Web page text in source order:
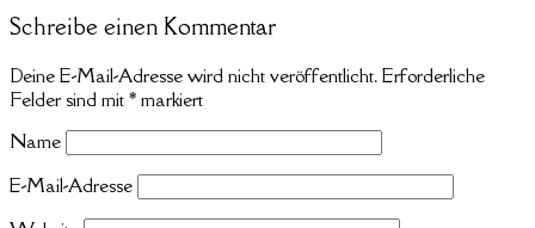
Schreibe einen Kommentar
Deine E-Mail-Adresse wird nicht veröffentlicht. Erforderliche
Felder sind mit * markiert
Name
E-Mail-Adresse